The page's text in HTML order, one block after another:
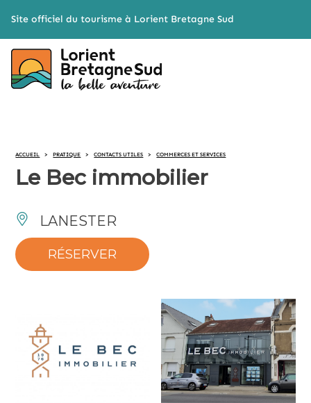
Site officiel du tourisme à Lorient Bretagne Sud
ACCUEIL > PRATIQUE > CONTACTS UTILES > COMMERCES ET SERVICES
Le Bec immobilier
LANESTER
RÉSERVER